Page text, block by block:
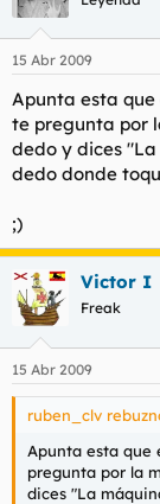
15 Abr 2009
Apunta esta que
te pregunta por
dedo y dices
dedo donde
;)
Victor I
Freak
15 Abr 2009
ruben_clv
Apunta esta que
pregunta por la
dices "La